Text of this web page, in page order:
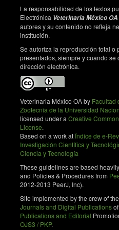
La responsabilidad de los textos
Electrónica Veterinaria México OA
autores y su contenido no refleja
institución.
Se autoriza la reproducción total o
presentados, siempre y cuando se
dirección electrónica.
Veterinaria México OA by Facultad
Zootecnia de la Universidad
licensed under a Creative
License.
Based on a work at Índice de e-
Investigación Científica y
Ciencia y Tecnología
These guidelines are based
and Policies & Procedures from
2012-2013 PeerJ, Inc).
Site implemented by the crew of the
Journals and Digital Publications
Publications and Editorial
OJS3 / PKP.